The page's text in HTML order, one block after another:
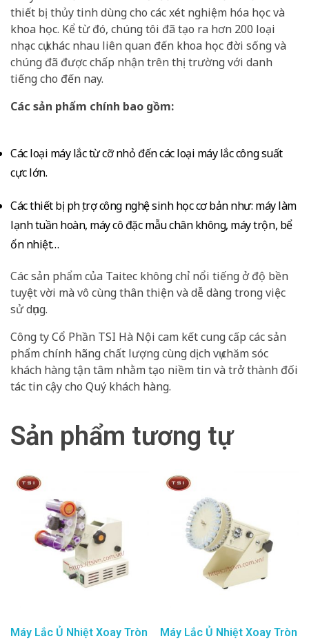
thiết bị thủy tinh dùng cho các xét nghiệm hóa học và
khoa học. Kể từ đó, chúng tôi đã tạo ra hơn 200 loại
nhạc cụ khác nhau liên quan đến khoa học đời sống và
chúng đã được chấp nhận trên thị trường với danh
tiếng cho đến nay.
Các sản phẩm chính bao gồm:
Các loại máy lắc từ cỡ nhỏ đến các loại máy lắc công suất
cực lớn.
Các thiết bị phụ trợ công nghệ sinh học cơ bản như: máy làm
lạnh tuần hoàn, máy cô đặc mẫu chân không, máy trộn, bể
ổn nhiệt…
Các sản phẩm của Taitec không chỉ nổi tiếng ở độ bền
tuyệt vời mà vô cùng thân thiện và dễ dàng trong việc
sử dụng.
Công ty Cổ Phần TSI Hà Nội cam kết cung cấp các sản
phẩm chính hãng chất lượng cùng dịch vụ chăm sóc
khách hàng tận tâm nhằm tạo niềm tin và trở thành đối
tác tin cậy cho Quý khách hàng.
Sản phẩm tương tự
Máy Lắc Ủ Nhiệt Xoay Tròn
Máy Lắc Ủ Nhiệt Xoay Tròn